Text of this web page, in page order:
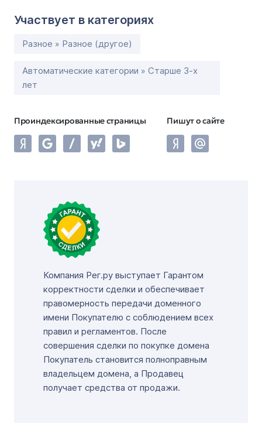
Участвует в категориях
Разное » Разное (другое)
Автоматические категории » Старше 3-х
лет
Проиндексированные страницы Пишут о сайте
Компания Рег.ру выступает Гарантом
корректности сделки и обеспечивает
правомерность передачи доменного
имени Покупателю с соблюдением всех
правил и регламентов. После
совершения сделки по покупке домена
Покупатель становится полноправным
владельцем домена, а Продавец
получает средства от продажи.